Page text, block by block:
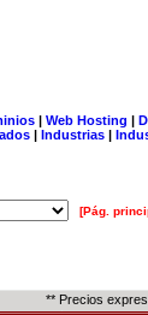
| Web Hosting |
| Industrias |
[Pág.
** Precios